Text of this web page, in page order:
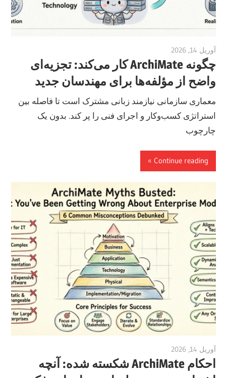
آوریل 14, 2026
چگونه ArchiMate کار می‌کند: تجزیه‌ای
واضح از مؤلفه‌ها برای مهندسان جدید
معماری سازمانی نیازمند زبانی مشترک است تا فاصله بین
استراتژی کسب‌وکار و اجرای فنی را پر کند. بدون یک
چارچوب
Continue reading
آوریل 14, 2026
احکام ArchiMate شکسته شده: آنچه